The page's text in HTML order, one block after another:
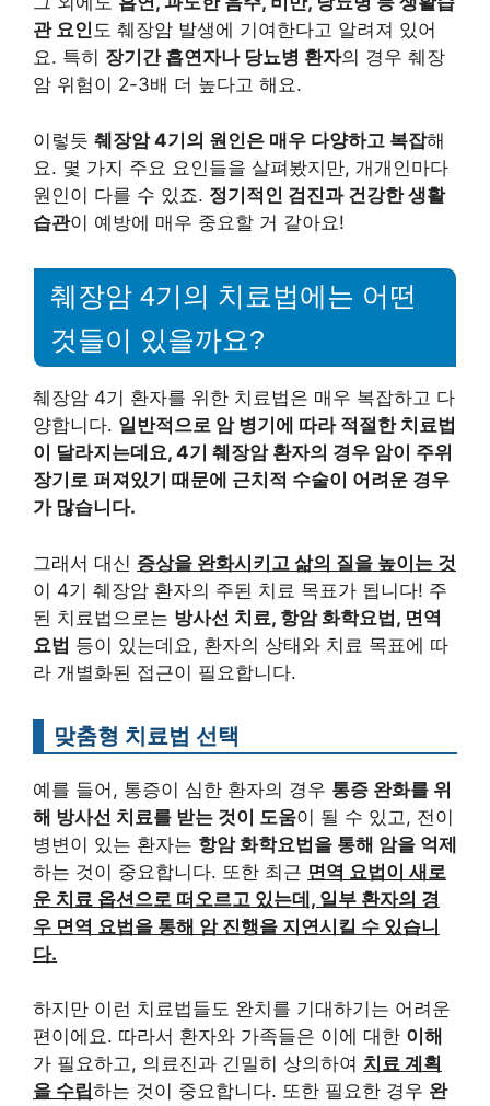
관 요인도 췌장암 발생에 기여한다고 알려져 있어
요. 특히 장기간 흡연자나 당뇨병 환자의 경우 췌장
암 위험이 2-3배 더 높다고 해요.
이렇듯 췌장암 4기의 원인은 매우 다양하고 복잡해
요. 몇 가지 주요 요인들을 살펴봤지만, 개개인마다
원인이 다를 수 있죠. 정기적인 검진과 건강한 생활
습관이 예방에 매우 중요할 거 같아요!
췌장암 4기의 치료법에는 어떤
것들이 있을까요?
췌장암 4기 환자를 위한 치료법은 매우 복잡하고 다
양합니다. 일반적으로 암 병기에 따라 적절한 치료법
이 달라지는데요, 4기 췌장암 환자의 경우 암이 주위
장기로 퍼져있기 때문에 근치적 수술이 어려운 경우
가 많습니다.
그래서 대신 증상을 완화시키고 삶의 질을 높이는 것
이 4기 췌장암 환자의 주된 치료 목표가 됩니다! 주
된 치료법으로는 방사선 치료, 항암 화학요법, 면역
요법 등이 있는데요, 환자의 상태와 치료 목표에 따
라 개별화된 접근이 필요합니다.
맞춤형 치료법 선택
예를 들어, 통증이 심한 환자의 경우 통증 완화를 위
해 방사선 치료를 받는 것이 도움이 될 수 있고, 전이
병변이 있는 환자는 항암 화학요법을 통해 암을 억제
하는 것이 중요합니다. 또한 최근 면역 요법이 새로
운 치료 옵션으로 떠오르고 있는데, 일부 환자의 경
우 면역 요법을 통해 암 진행을 지연시킬 수 있습니
다.
하지만 이런 치료법들도 완치를 기대하기는 어려운
편이에요. 따라서 환자와 가족들은 이에 대한 이해
가 필요하고, 의료진과 긴밀히 상의하여 치료 계획
을 수립하는 것이 중요합니다. 또한 필요한 경우 완